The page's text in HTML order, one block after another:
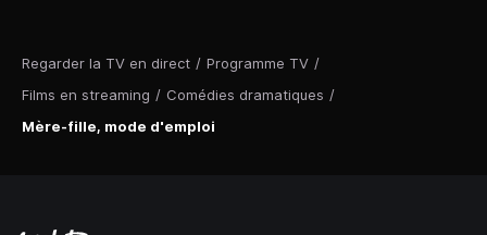
Regarder la TV en direct / Programme TV /
Films en streaming / Comédies dramatiques /
Mère-fille, mode d'emploi